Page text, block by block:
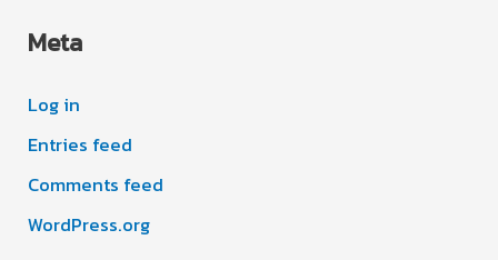
Meta
Log in
Entries feed
Comments feed
WordPress.org